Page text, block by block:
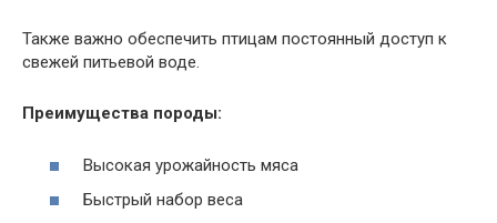
Также важно обеспечить птицам постоянный доступ к
свежей питьевой воде.
Преимущества породы:
Высокая урожайность мяса
Быстрый набор веса